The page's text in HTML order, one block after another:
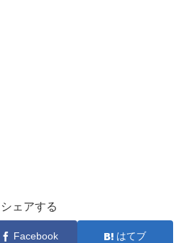
シェアする
Facebook はてブ